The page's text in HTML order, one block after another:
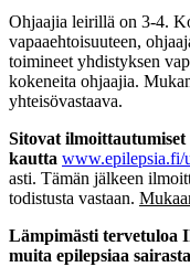
Ohjaajia leirillä on 3-4.
vapaaehtoisuuteen,
toimineet yhdistyksen
kokeneita ohjaajia.
yhteisövastaava.
Sitovat ilmoittautumiset
kautta www.epilepsia.fi/
asti. Tämän jälkeen
todistusta vastaan.
Lämpimästi tervetuloa
muita epilepsiaa